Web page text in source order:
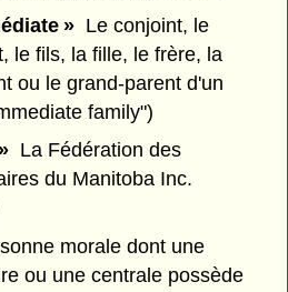
» Le conjoint, le
le fils, la fille, le frère, la
ou le grand-parent d'un
family")
La Fédération des
du Manitoba Inc.
morale dont une
ou une centrale possède